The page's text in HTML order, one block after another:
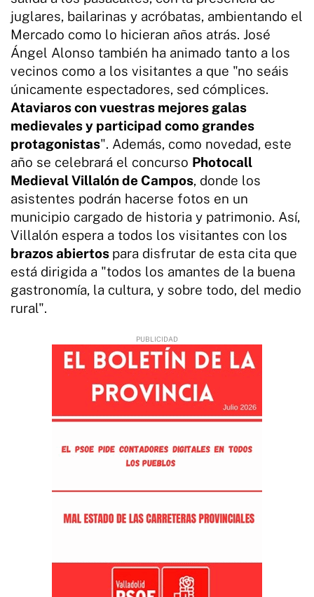
juglares, bailarinas y acróbatas, ambientando el
Mercado como lo hicieran años atrás. José
Ángel Alonso también ha animado tanto a los
vecinos como a los visitantes a que "no seáis
únicamente espectadores, sed cómplices.
Ataviaros con vuestras mejores galas
medievales y participad como grandes
protagonistas". Además, como novedad, este
año se celebrará el concurso Photocall
Medieval Villalón de Campos, donde los
asistentes podrán hacerse fotos en un
municipio cargado de historia y patrimonio. Así,
Villalón espera a todos los visitantes con los
brazos abiertos para disfrutar de esta cita que
está dirigida a "todos los amantes de la buena
gastronomía, la cultura, y sobre todo, del medio
rural".